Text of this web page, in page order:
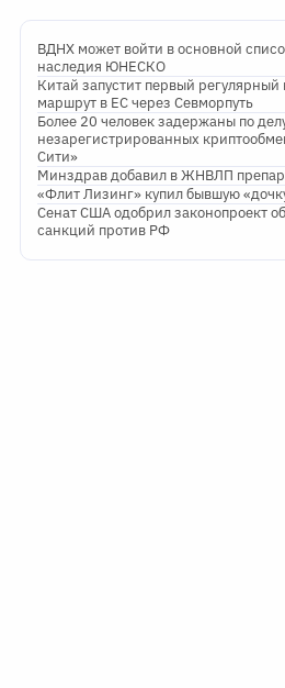
ВДНХ может войти в основной
наследия ЮНЕСКО
Китай запустит первый
маршрут в ЕС через Севморпуть
Более 20 человек задержаны по
незарегистрированных
Сити»
Минздрав добавил в ЖНВЛП
«Флит Лизинг» купил бывшую
Сенат США одобрил законопроект
санкций против РФ